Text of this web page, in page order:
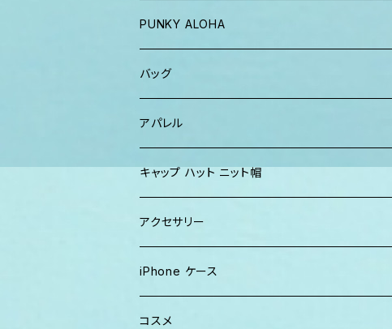
半袖シャツ
ショーツ、短パン
パーカー、スウェット
iPhoneケース
その他
タオル
おくるみ&スタイ ギフト
マスク
ガウン&帽子セット
PUNKY ALOHA
トートバッグ・ポーチ
ハンカチタオル
ワンピース
バッグ
ポーチ
巾着バッグ
トートバッグ
2WAYバッグ
マルシェバッグ
アパレル
キッズ
キャップ
Tシャツ
レディース
ソックス
マキシワンピ、スカート
メンズ
Tシャツ ロンT
キャップ ハット ニット帽
アクセサリー
Lani Hawaii Jewelry
Foterra Jewelry
iPhone ケース
コスメ